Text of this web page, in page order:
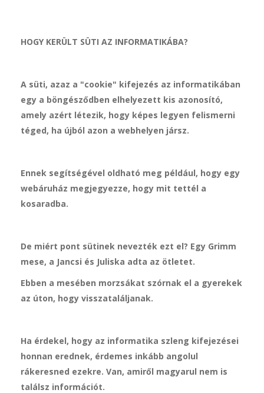
HOGY KERÜLT SÜTI AZ INFORMATIKÁBA?
A süti, azaz a "cookie" kifejezés az informatikában
egy a böngésződben elhelyezett kis azonosító,
amely azért létezik, hogy képes legyen felismerni
téged, ha újból azon a webhelyen jársz.
Ennek segítségével oldható meg például, hogy egy
webáruház megjegyezze, hogy mit tettél a
kosaradba.
De miért pont sütinek nevezték ezt el? Egy Grimm
mese, a Jancsi és Juliska adta az ötletet.
Ebben a mesében morzsákat szórnak el a gyerekek
az úton, hogy visszataláljanak.
Ha érdekel, hogy az informatika szleng kifejezései
honnan erednek, érdemes inkább angolul
rákeresned ezekre. Van, amiről magyarul nem is
találsz információt.